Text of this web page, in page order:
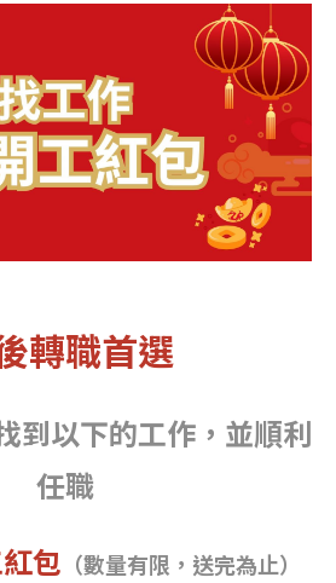
轉職首選
到以下的工作，並順利
任職
包 （數量有限，送完為止）